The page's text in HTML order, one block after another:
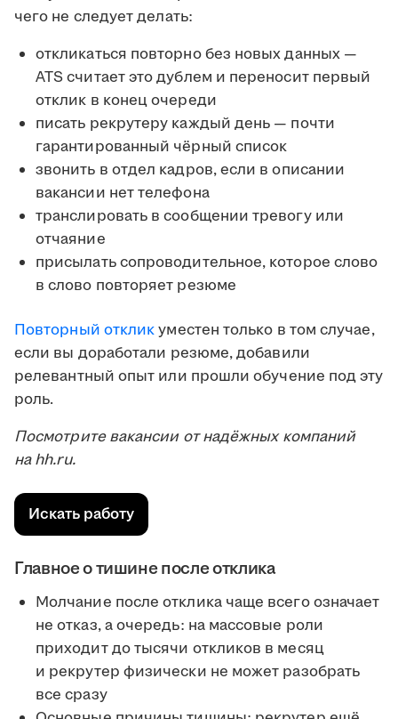
чего не следует делать:
откликаться повторно без новых данных —
ATS считает это дублем и переносит первый
отклик в конец очереди
писать рекрутеру каждый день — почти
гарантированный чёрный список
звонить в отдел кадров, если в описании
вакансии нет телефона
транслировать в сообщении тревогу или
отчаяние
присылать сопроводительное, которое слово
в слово повторяет резюме
Повторный откликуместен только в том случае,
если вы доработали резюме, добавили
релевантный опыт или прошли обучение под эту
роль.
Посмотрите вакансии от надёжных компаний
на hh.ru.
Искать работу
Главное о тишине после отклика
Молчание после отклика чаще всего означает
не отказ, а очередь: на массовые роли
приходит до тысячи откликов в месяц
и рекрутер физически не может разобрать
все сразу